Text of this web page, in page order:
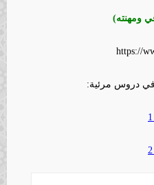
ومهنته)
https://
دروس مرئية: